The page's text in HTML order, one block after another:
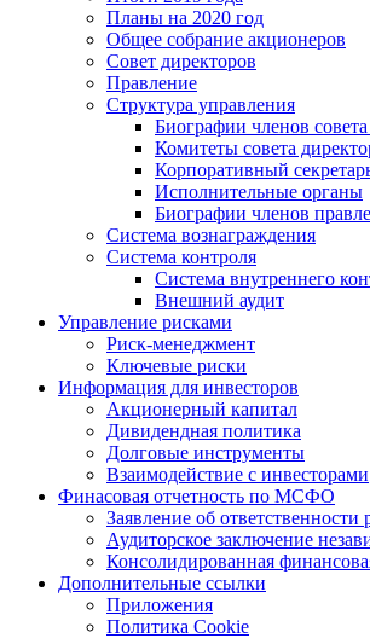
Планы на 2020 год
Общее собрание акционеров
Совет директоров
Правление
Структура управления
Биографии членов
Комитеты совета
Корпоративный
Исполнительные органы
Биографии членов
Система вознаграждения
Система контроля
Система внутреннего
Внешний аудит
Управление рисками
Риск-менеджмент
Ключевые риски
Информация для инвесторов
Акционерный капитал
Дивидендная политика
Долговые инструменты
Взаимодействие с инвеcторами
Финасовая отчетность по МСФО
Заявление об ответственности
Аудиторское заключение
Консолидированная
Дополнительные ссылки
Приложения
Политика Cookie